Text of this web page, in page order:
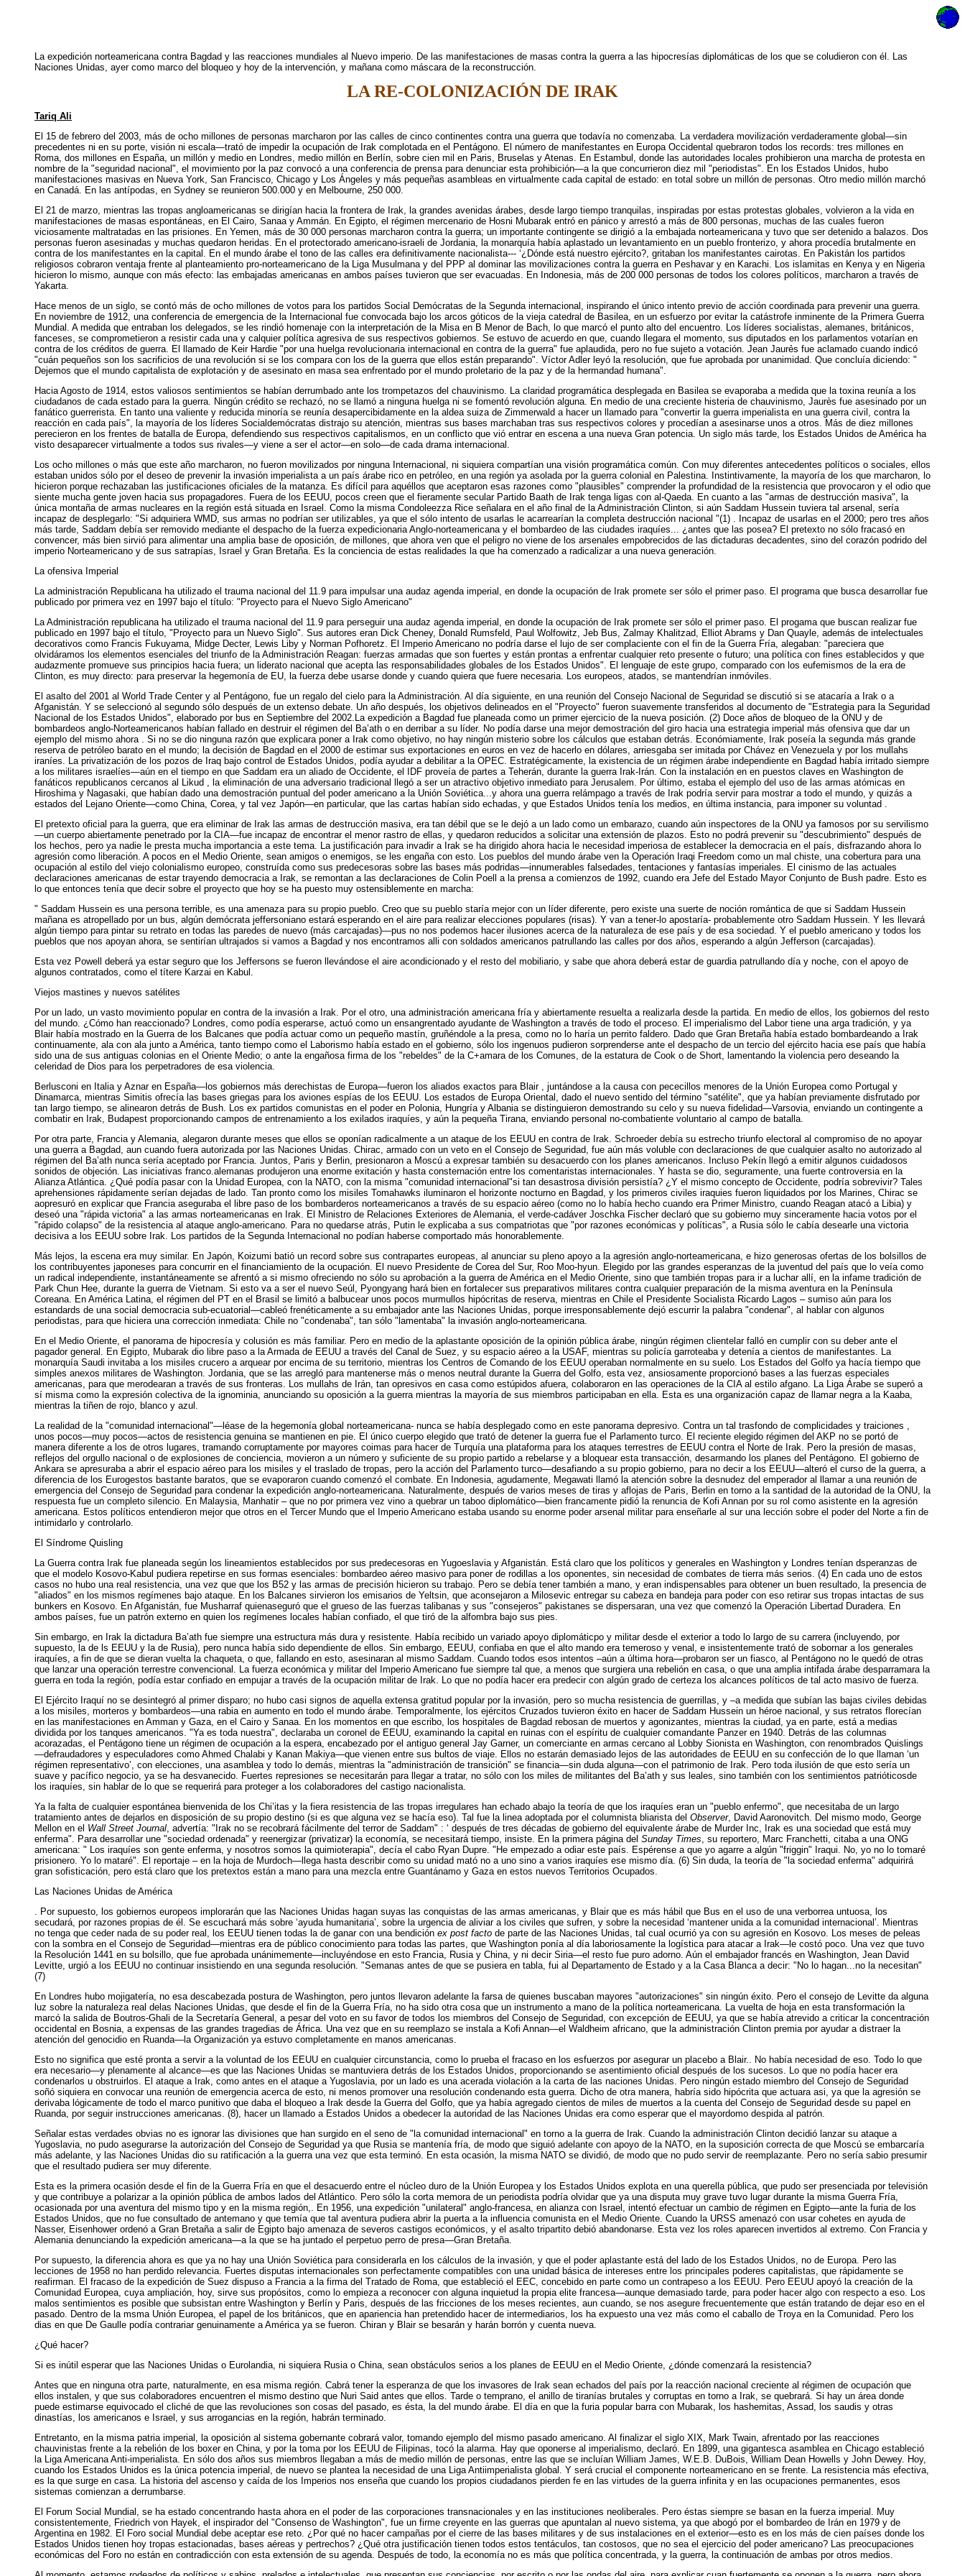
La expedición norteamericana contra Bagdad y las reacciones mundiales al Nuevo imperio. De las manifestaciones de masas contra la guerra a las hipocresías diplomáticas de los que se coludieron con él. Las
Naciones Unidas, ayer como marco del bloqueo y hoy de la intervención, y mañana como máscara de la reconstrucción.
LA RE-COLONIZACIÓN DE IRAK
Tariq Ali
El 15 de febrero del 2003, más de ocho millones de personas marcharon por las calles de cinco continentes contra una guerra que todavía no comenzaba. La verdadera movilización verdaderamente global—sin
precedentes ni en su porte, visión ni escala—trató de impedir la ocupación de Irak complotada en el Pentágono. El número de manifestantes en Europa Occidental quebraron todos los records: tres millones en
Roma, dos millones en España, un millón y medio en Londres, medio millón en Berlín, sobre cien mil en Paris, Bruselas y Atenas. En Estambul, donde las autoridades locales prohibieron una marcha de protesta en
nombre de la "seguridad nacional", el movimiento por la paz convocó a una conferencia de prensa para denunciar esta prohibición—a la que concurrieron diez mil "periodistas". En los Estados Unidos, hubo
manifestaciones masivas en Nueva York, San Francisco, Chicago y Los Ángeles y más pequeñas asambleas en virtualmente cada capital de estado: en total sobre un millón de personas. Otro medio millón marchó
en Canadá. En las antípodas, en Sydney se reunieron 500.000 y en Melbourne, 250 000.
El 21 de marzo, mientras las tropas angloamericanas se dirigían hacia la frontera de Irak, la grandes avenidas árabes, desde largo tiempo tranquilas, inspiradas por estas protestas globales, volvieron a la vida en
manifestaciones de masas espontáneas, en El Cairo, Sanaa y Ammán. En Egipto, el régimen mercenario de Hosni Mubarak entró en pánico y arrestó a más de 800 personas, muchas de las cuales fueron
viciosamente maltratadas en las prisiones. En Yemen, más de 30 000 personas marcharon contra la guerra; un importante contingente se dirigió a la embajada norteamericana y tuvo que ser detenido a balazos. Dos
personas fueron asesinadas y muchas quedaron heridas. En el protectorado americano-israeli de Jordania, la monarquía había aplastado un levantamiento en un pueblo fronterizo, y ahora procedía brutalmente en
contra de los manifestantes en la capital. En el mundo árabe el tono de las calles era definitivamente nacionalista--- ‘¿Dónde está nuestro ejército?, gritaban los manifestantes cairotas. En Pakistán los partidos
religiosos cobraron ventaja frente al planteamiento pro-norteamericano de la Liga Musulmana y del PPP al dominar las movilizaciones contra la guerra en Peshavar y en Karachi. Los islamitas en Kenya y en Nigeria
hicieron lo mismo, aunque con más efecto: las embajadas americanas en ambos países tuvieron que ser evacuadas. En Indonesia, más de 200 000 personas de todos los colores políticos, marcharon a través de
Yakarta.
Hace menos de un siglo, se contó más de ocho millones de votos para los partidos Social Demócratas de la Segunda internacional, inspirando el único intento previo de acción coordinada para prevenir una guerra.
En noviembre de 1912, una conferencia de emergencia de la Internacional fue convocada bajo los arcos góticos de la vieja catedral de Basilea, en un esfuerzo por evitar la catástrofe inminente de la Primera Guerra
Mundial. A medida que entraban los delegados, se les rindió homenaje con la interpretación de la Misa en B Menor de Bach, lo que marcó el punto alto del encuentro. Los líderes socialistas, alemanes, británicos,
fanceses, se comprometieron a resistir cada una y calquier política agresiva de sus respectivos gobiernos. Se estuvo de acuerdo en que, cuando llegara el momento, sus diputados en los parlamentos votarían en
contra de los créditos de guerra. El llamado de Keir Hardie "por una huelga revolucionaria internacional en contra de la guerra" fue aplaudida, pero no fue sujeto a votación. Jean Jaurẻs fue aclamado cuando indicó
"cuán pequeños son los sacrificios de una revolución si se los compara con los de la guerra que ellos están preparando". Víctor Adler leyó la resolución, que fue aprobada por unanimidad. Que concluía diciendo: "
Dejemos que el mundo capitalista de explotación y de asesinato en masa sea enfrentado por el mundo proletario de la paz y de la hermandad humana".
Hacia Agosto de 1914, estos valiosos sentimientos se habían derrumbado ante los trompetazos del chauvinismo. La claridad programática desplegada en Basilea se evaporaba a medida que la toxina reunía a los
ciudadanos de cada estado para la guerra. Ningún crédito se rechazó, no se llamó a ninguna huelga ni se fomentó revolución alguna. En medio de una creciente histeria de chauvinismo, Jaurès fue asesinado por un
fanático guerrerista. En tanto una valiente y reducida minoría se reunía desapercibidamente en la aldea suiza de Zimmerwald a hacer un llamado para "convertir la guerra imperialista en una guerra civil, contra la
reacción en cada país", la mayoría de los líderes Socialdemócratas distrajo su atención, mientras sus bases marchaban tras sus respectivos colores y procedían a asesinarse unos a otros. Más de diez millones
perecieron en los frentes de batalla de Europa, defendiendo sus respectivos capitalismos, en un conflicto que vió entrar en escena a una nueva Gran potencia. Un siglo más tarde, los Estados Unidos de América ha
visto desaparecer virtualmente a todos sus rivales—y viene a ser el actor—en solo—de cada drama internacional.
Los ocho millones o más que este año marcharon, no fueron movilizados por ninguna Internacional, ni siquiera compartían una visión programática común. Con muy diferentes antecedentes políticos o sociales, ellos
estaban unidos sólo por el deseo de prevenir la invasión imperialista a un país árabe rico en petróleo, en una región ya asolada por la guerra colonial en Palestina. Instintivamente, la mayoría de los que marcharon, lo
hicieron porque rechazaban las justificaciones oficiales de la matanza. Es difícil para aquéllos que aceptaron esas razones como "plausibles" comprender la profundidad de la resistencia que provocaron y el odio que
siente mucha gente joven hacia sus propagadores. Fuera de los EEUU, pocos creen que el fieramente secular Partido Baath de Irak tenga ligas con al-Qaeda. En cuanto a las "armas de destrucción masiva", la
única montaña de armas nucleares en la región está situada en Israel. Como la misma Condoleezza Rice señalara en el año final de la Administración Clinton, si aún Saddam Hussein tuviera tal arsenal, sería
incapaz de desplegarlo: "Si adquiriera WMD, sus armas no podrían ser utilizables, ya que el sólo intento de usarlas le acarrearían la completa destrucción nacional "(1) . Incapaz de usarlas en el 2000; pero tres años
más tarde, Saddam debía ser removido mediante el despacho de la fuerza expedicionaria Anglo-norteamericana y el bombardeo de las ciudades iraquíes... ¿antes que las posea? El pretexto no sólo fracasó en
convencer, más bien sirvió para alimentar una amplia base de oposición, de millones, que ahora ven que el peligro no viene de los arsenales empobrecidos de las dictaduras decadentes, sino del corazón podrido del
imperio Norteamericano y de sus satrapías, Israel y Gran Bretaña. Es la conciencia de estas realidades la que ha comenzado a radicalizar a una nueva generación.
La ofensiva Imperial
La administración Republicana ha utilizado el trauma nacional del 11.9 para impulsar una audaz agenda imperial, en donde la ocupación de Irak promete ser sólo el primer paso. El programa que busca desarrollar fue
publicado por primera vez en 1997 bajo el título: "Proyecto para el Nuevo Siglo Americano"
La Administración republicana ha utilizado el trauma nacional del 11.9 para perseguir una audaz agenda imperial, en donde la ocupación de Irak promete ser sólo el primer paso. El progama que buscan realizar fue
publicado en 1997 bajo el título, "Proyecto para un Nuevo Siglo". Sus autores eran Dick Cheney, Donald Rumsfeld, Paul Wolfowitz, Jeb Bus, Zalmay Khalitzad, Elliot Abrams y Dan Quayle, además de intelectuales
decorativos como Francis Fukuyama, Midge Decter, Lewis Liby y Norman Pofhoretz. El Imperio Americano no podría darse el lujo de ser complaciente con el fin de la Guerra Fría, alegaban: "pareciera que
olvidáramos los elementos esenciales del triunfo de la Administración Reagan: fuerzas armadas que son fuertes y están prontas a enfrentar cualquier reto presente o futuro; una política con fines establecidos y que
audazmente promueve sus principios hacia fuera; un liderato nacional que acepta las responsabilidades globales de los Estados Unidos". El lenguaje de este grupo, comparado con los eufemismos de la era de
Clinton, es muy directo: para preservar la hegemonía de EU, la fuerza debe usarse donde y cuando quiera que fuere necesaria. Los europeos, atados, se mantendrían inmóviles.
El asalto del 2001 al World Trade Center y al Pentágono, fue un regalo del cielo para la Administración. Al día siguiente, en una reunión del Consejo Nacional de Seguridad se discutió si se atacaría a Irak o a
Afganistán. Y se seleccionó al segundo sólo después de un extenso debate. Un año después, los objetivos delineados en el "Proyecto" fueron suavemente transferidos al documento de "Estrategia para la Seguridad
Nacional de los Estados Unidos", elaborado por bus en Septiembre del 2002.La expedición a Bagdad fue planeada como un primer ejercicio de la nueva posición. (2) Doce años de bloqueo de la ONU y de
bombardeos anglo-Norteamericanos habían fallado en destruir el régimen del Ba’ath o en derribar a su líder. No podía darse una mejor demostración del giro hacia una estrategia imperial más ofensiva que dar un
ejemplo del mismo ahora . Si no se dio ninguna razón que explicara poner a Irak como objetivo, no hay ningún misterio sobre los cálculos que estaban detrás. Económiamente, Irak poseía la segunda más grande
reserva de petróleo barato en el mundo; la decisión de Bagdad en el 2000 de estimar sus exportaciones en euros en vez de hacerlo en dólares, arriesgaba ser imitada por Chávez en Venezuela y por los mullahs
iraníes. La privatización de los pozos de Iraq bajo control de Estados Unidos, podía ayudar a debilitar a la OPEC. Estratégicamente, la existencia de un régimen árabe independiente en Bagdad había irritado siempre
a los militares israelíes—aún en el tiempo en que Saddam era un aliado de Occidente, el IDF proveía de partes a Teherán, durante la guerra Irak-Irán. Con la instalación en en puestos claves en Washington de
fanáticos republicanos cercanos al Likud , la eliminación de una adversario tradicional llegó a ser un atractivo objetivo inmediato para Jerusalem. Por último, estaba el ejemplo del uso de las armas atómicas en
Hiroshima y Nagasaki, que habían dado una demostración puntual del poder americano a la Unión Soviética...y ahora una guerra relámpago a través de Irak podría servir para mostrar a todo el mundo, y quizás a
estados del Lejano Oriente—como China, Corea, y tal vez Japón—en particular, que las cartas habían sido echadas, y que Estados Unidos tenía los medios, en última instancia, para imponer su voluntad .
El pretexto oficial para la guerra, que era eliminar de Irak las armas de destrucción masiva, era tan débil que se le dejó a un lado como un embarazo, cuando aún inspectores de la ONU ya famosos por su servilismo
—un cuerpo abiertamente penetrado por la CIA—fue incapaz de encontrar el menor rastro de ellas, y quedaron reducidos a solicitar una extensión de plazos. Esto no podrá prevenir su "descubrimiento" después de
los hechos, pero ya nadie le presta mucha importancia a este tema. La justificación para invadir a Irak se ha dirigido ahora hacia le necesidad imperiosa de establecer la democracia en el país, disfrazando ahora lo
agresión como liberación. A pocos en el Medio Oriente, sean amigos o enemigos, se les engaña con esto. Los pueblos del mundo árabe ven la Operación Iraqi Freedom como un mal chiste, una cobertura para una
ocupación al estilo del viejo colonialismo europeo, construída como sus predecesoras sobre las bases más podridas—innumerables falsedades, tentaciones y fantasías imperiales. El cinismo de las actuales
declaraciones americanas de estar trayendo democracia a Irak, se remontan a las declaraciones de Colin Poell a la prensa a comienzos de 1992, cuando era Jefe del Estado Mayor Conjunto de Bush padre. Esto es
lo que entonces tenía que decir sobre el proyecto que hoy se ha puesto muy ostensiblemente en marcha:
" Saddam Hussein es una persona terrible, es una amenaza para su propio pueblo. Creo que su pueblo staría mejor con un líder diferente, pero existe una suerte de noción romántica de que si Saddam Hussein
mañana es atropellado por un bus, algún demócrata jeffersoniano estará esperando en el aire para realizar elecciones populares (risas). Y van a tener-lo apostaría- probablemente otro Saddam Hussein. Y les llevará
algún tiempo para pintar su retrato en todas las paredes de nuevo (más carcajadas)—pus no nos podemos hacer ilusiones acerca de la naturaleza de ese país y de esa sociedad. Y el pueblo americano y todos los
pueblos que nos apoyan ahora, se sentirían ultrajados si vamos a Bagdad y nos encontramos alli con soldados americanos patrullando las calles por dos años, esperando a algún Jefferson (carcajadas).
Esta vez Powell deberá ya estar seguro que los Jeffersons se fueron llevándose el aire acondicionado y el resto del mobiliario, y sabe que ahora deberá estar de guardia patrullando día y noche, con el apoyo de
algunos contratados, como el títere Karzai en Kabul.
Viejos mastines y nuevos satélites
Por un lado, un vasto movimiento popular en contra de la invasión a Irak. Por el otro, una administración americana fría y abiertamente resuelta a realizarla desde la partida. En medio de ellos, los gobiernos del resto
del mundo. ¿Cómo han reaccionado? Londres, como podía esperarse, actuó como un ensangrentado ayudante de Washington a través de todo el proceso. El imperialismo del Labor tiene una arga tradición, y ya
Blair había mostrado en la Guerra de los Balcanes que podía actuar como un pequeño mastín, gruñéndole a la presa, como no lo haría un perrito faldero. Dado que Gran Bretaña había estado bombardeando a Irak
continuamente, ala con ala junto a América, tanto tiempo como el Laborismo había estado en el gobierno, sólo los ingenuos pudieron sorprenderse ante el despacho de un tercio del ejército hacia ese país que había
sido una de sus antiguas colonias en el Oriente Medio; o ante la engañosa firma de los "rebeldes" de la C+amara de los Comunes, de la estatura de Cook o de Short, lamentando la violencia pero deseando la
celeridad de Dios para los perpetradores de esa violencia.
Berlusconi en Italia y Aznar en España—los gobiernos más derechistas de Europa—fueron los aliados exactos para Blair , juntándose a la causa con pececillos menores de la Unión Europea como Portugal y
Dinamarca, mientras Simitis ofrecía las bases griegas para los aviones espías de los EEUU. Los estados de Europa Oriental, dado el nuevo sentido del término "satélite", que ya habían previamente disfrutado por
tan largo tiempo, se alinearon detrás de Bush. Los ex partidos comunistas en el poder en Polonia, Hungría y Albania se distinguieron demostrando su celo y su nueva fidelidad—Varsovia, enviando un contingente a
combatir en Irak, Budapest proporcionando campos de entrenamiento a los exilados iraquíes, y aún la pequeña Tirana, enviando personal no-combatiente voluntario al campo de batalla.
Por otra parte, Francia y Alemania, alegaron durante meses que ellos se oponían radicalmente a un ataque de los EEUU en contra de Irak. Schroeder debía su estrecho triunfo electoral al compromiso de no apoyar
una guerra a Bagdad, aun cuando fuera autorizada por las Naciones Unidas. Chirac, armado con un veto en el Consejo de Seguridad, fue aún más voluble con declaraciones de que cualquier asalto no autorizado al
régimen del Ba’ath nunca sería aceptado por Francia. Juntos, Paris y Berlin, presionaron a Moscú a expresar también su desacuerdo con los planes americanos. Incluso Pekín llegó a emitir algunos cuidadosos
sonidos de objeción. Las iniciativas franco.alemanas produjeron una enorme exitación y hasta consternación entre los comentaristas internacionales. Y hasta se dio, seguramente, una fuerte controversia en la
Alianza Atlántica. ¿Qué podía pasar con la Unidad Europea, con la NATO, con la misma "comunidad internacional"si tan desastrosa división persistía? ¿Y el mismo concepto de Occidente, podría sobrevivir? Tales
aprehensiones rápidamente serían dejadas de lado. Tan pronto como los misiles Tomahawks iluminaron el horizonte nocturno en Bagdad, y los primeros civiles iraquies fueron liquidados por los Marines, Chirac se
aopresuró en explicar que Francia aseguraba el libre paso de los bombarderos norteamericanos a través de su espacio aéreo (como no lo había hecho cuando era Primer Ministro, cuando Reagan atacó a Libia) y
deseó una "rápida victoria" a las armas norteamericanas en Irak. El Ministro de Relaciones Exteriores de Alemania, el verde-cadáver Joschka Fischer declaró que su gobierno muy sinceramente hacia votos por el
"rápido colapso" de la resistencia al ataque anglo-americano. Para no quedarse atrás, Putin le explicaba a sus compatriotas que "por razones económicas y políticas", a Rusia sólo le cabía desearle una victoria
decisiva a los EEUU sobre Irak. Los partidos de la Segunda Internacional no podían haberse comportado más honorablemente.
Más lejos, la escena era muy similar. En Japón, Koizumi batió un record sobre sus contrapartes europeas, al anunciar su pleno apoyo a la agresión anglo-norteamericana, e hizo generosas ofertas de los bolsillos de
los contribuyentes japoneses para concurrir en el financiamiento de la ocupación. El nuevo Presidente de Corea del Sur, Roo Moo-hyun. Elegido por las grandes esperanzas de la juventud del país que lo veía como
un radical independiente, instantáneamente se afrentó a si mismo ofreciendo no sólo su aprobación a la guerra de América en el Medio Oriente, sino que también tropas para ir a luchar allí, en la infame tradición de
Park Chun Hee, durante la guerra de Vietnam. Si esto va a ser el nuevo Seúl, Pyongyang hará bien en fortalecer sus preparativos militares contra cualquier preparación de la misma aventura en la Península
Coreana. En América Latina, el régimen del PT en el Brasil se limitó a balbucear unos pocos murmullos hipócritas de reserva, mientras en Chile el Presidente Socialista Ricardo Lagos – sumiso aún para los
estandards de una social democracia sub-ecuatorial—cableó frenéticamente a su embajador ante las Naciones Unidas, porque irresponsablemente dejó escurrir la palabra "condenar", al hablar con algunos
periodistas, para que hiciera una corrección inmediata: Chile no "condenaba", tan sólo "lamentaba" la invasión anglo-norteamericana.
En el Medio Oriente, el panorama de hipocresía y colusión es más familiar. Pero en medio de la aplastante oposición de la opinión pública árabe, ningún régimen clientelar falló en cumplir con su deber ante el
pagador general. En Egipto, Mubarak dio libre paso a la Armada de EEUU a través del Canal de Suez, y su espacio aéreo a la USAF, mientras su policía garroteaba y detenía a cientos de manifestantes. La
monarquía Saudi invitaba a los misiles crucero a arquear por encima de su territorio, mientras los Centros de Comando de los EEUU operaban normalmente en su suelo. Los Estados del Golfo ya hacía tiempo que
simples anexos militares de Washington. Jordania, que se las arregló para mantenerse más o menos neutral durante la Guerra del Golfo, esta vez, ansiosamente proporcionó bases a las fuerzas especiales
americanas, para que merodearan a través de sus fronteras. Los mullahs de Irán, tan opresivos en casa como estúpidos afuera, colaboraron en las operaciones de la CIA al estilo afgano. La Liga Árabe se superó a
sí misma como la expresión colectiva de la ignominia, anunciando su oposición a la guerra mientras la mayoría de sus miembros participaban en ella. Esta es una organización capaz de llamar negra a la Kaaba,
mientras la tiñen de rojo, blanco y azul.
La realidad de la "comunidad internacional"—léase de la hegemonía global norteamericana- nunca se había desplegado como en este panorama depresivo. Contra un tal trasfondo de complicidades y traiciones ,
unos pocos—muy pocos—actos de resistencia genuina se mantienen en pie. El único cuerpo elegido que trató de detener la guerra fue el Parlamento turco. El reciente elegido régimen del AKP no se portó de
manera diferente a los de otros lugares, tramando corruptamente por mayores coimas para hacer de Turquía una plataforma para los ataques terrestres de EEUU contra el Norte de Irak. Pero la presión de masas,
reflejos del orgullo nacional o de explosiones de conciencia, movieron a un número y suficiente de su propio partido a rebelarse y a bloquear esta transacción, desarmando los planes del Pentágono. El gobierno de
Ankara se apresuraba a abrir el espacio aéreo para los misiles y el traslado de tropas, pero la acción del Parlamento turco—desafiando a su propio gobierno, para no decir a los EEUU—alteró el curso de la guerra, a
diferencia de los Eurogestos bastante baratos, que se evaporaron cuando comenzó el combate. En Indonesia, agudamente, Megawati llamó la atención sobre la desnudez del emperador al llamar a una reunión de
emergencia del Consejo de Seguridad para condenar la expedición anglo-norteamericana. Naturalmente, después de varios meses de tiras y aflojas de Paris, Berlin en torno a la santidad de la autoridad de la ONU, la
respuesta fue un completo silencio. En Malaysia, Manhatir – que no por primera vez vino a quebrar un taboo diplomático—bien francamente pidió la renuncia de Kofi Annan por su rol como asistente en la agresión
americana. Estos políticos entendieron mejor que otros en el Tercer Mundo que el Imperio Americano estaba usando su enorme poder arsenal militar para enseñarle al sur una lección sobre el poder del Norte a fin de
intimidarlo y controlarlo.
El Síndrome Quisling
La Guerra contra Irak fue planeada según los lineamientos establecidos por sus predecesoras en Yugoeslavia y Afganistán. Está claro que los políticos y generales en Washington y Londres tenían dsperanzas de
que el modelo Kosovo-Kabul pudiera repetirse en sus formas esenciales: bombardeo aéreo masivo para poner de rodillas a los oponentes, sin necesidad de combates de tierra más serios. (4) En cada uno de estos
casos no hubo una real resistencia, una vez que que los B52 y las armas de precisión hicieron su trabajo. Pero se debía tener también a mano, y eran indispensables para obtener un buen resultado, la presencia de
"aliados" en los mismos regímenes bajo ataque. En los Balcanes sirvieron los emisarios de Yeltsin, que aconsejaron a Milosevic entregar su cabeza en bandeja para poder con eso retirar sus tropas intactas de sus
bunkers en Kosovo. En Afganistán, fue Musharraf quienaseguró que el grueso de las fuerzas talibanas y sus "consejeros" pakistanes se dispersaran, una vez que comenzó la Operación Libertad Duradera. En
ambos países, fue un patrón externo en quien los regímenes locales habían confiado, el que tiró de la alfombra bajo sus pies.
Sin embargo, en Irak la dictadura Ba’ath fue siempre una estructura más dura y resistente. Había recibido un variado apoyo diplomáticpo y militar desde el exterior a todo lo largo de su carrera (incluyendo, por
supuesto, la de ls EEUU y la de Rusia), pero nunca había sido dependiente de ellos. Sin embargo, EEUU, confiaba en que el alto mando era temeroso y venal, e insistentemente trató de sobornar a los generales
iraquíes, a fin de que se dieran vuelta la chaqueta, o que, fallando en esto, asesinaran al mismo Saddam. Cuando todos esos intentos –aún a última hora—probaron ser un fiasco, al Pentágono no le quedó de otras
que lanzar una operación terrestre convencional. La fuerza económica y militar del Imperio Americano fue siempre tal que, a menos que surgiera una rebelión en casa, o que una amplia intifada árabe desparramara la
guerra en toda la región, podía estar confiado en empujar a través de la ocupación militar de Irak. Lo que no podía hacer era predecir con algún grado de certeza los alcances políticos de tal acto masivo de fuerza.
El Ejército Iraquí no se desintegró al primer disparo; no hubo casi signos de aquella extensa gratitud popular por la invasión, pero so mucha resistencia de guerrillas, y –a medida que subían las bajas civiles debidas
a los misiles, morteros y bombardeos—una rabia en aumento en todo el mundo árabe. Temporalmente, los ejércitos Cruzados tuvieron éxito en hacer de Saddam Hussein un héroe nacional, y sus retratos florecían
en las manifestaciones en Amman y Gaza, en el Cairo y Sanaa. En los momentos en que escribo, los hospitales de Bagdad rebosan de muertos y agonizantes, mientras la ciudad, ya en parte, está a medias
dividida por los tanques americanos. "Ya es toda nuestra", declaraba un coronel de EEUU, examinando la capital en ruinas con el espíritu de cualquier comandante Panzer en 1940. Detrás de las columnas
acorazadas, el Pentágono tiene un régimen de ocupación a la espera, encabezado por el antiguo general Jay Garner, un comerciante en armas cercano al Lobby Sionista en Washington, con renombrados Quislings
—defraudadores y especuladores como Ahmed Chalabi y Kanan Makiya—que vienen entre sus bultos de viaje. Ellos no estarán demasiado lejos de las autoridades de EEUU en su confección de lo que llaman ‘un
régimen representativo’, con elecciones, una asamblea y todo lo demás, mientras la "administración de transición" se financia—sin duda alguna—con el patrimonio de Irak. Pero toda ilusión de que esto sería un
suave y pacífico negocio, ya se ha desvanecido. Fuertes represiones se necesitarán para llegar a tratar, no sólo con los miles de militantes del Ba’ath y sus leales, sino también con los sentimientos patrióticosde
los iraquíes, sin hablar de lo que se requerirá para proteger a los colaboradores del castigo nacionalista.
Ya la falta de cualquier espontánea bienvenida de los Chi’itas y la fiera resistencia de las tropas irregulares han echado abajo la teoría de que los iraquíes eran un "pueblo enfermo", que necesitaba de un largo
tratamiento antes de dejarlos en disposición de su propio destino (si es que alguna vez se hacía eso). Tal fue la linea adoptada por el columnista bliarista del Observer, David Aaronovitch. Del mismo modo, George
Mellon en el Wall Street Journal, advertía: "Irak no se recobrará fácilmente del terror de Saddam" : ‘ después de tres décadas de gobierno del equivalente árabe de Murder Inc, Irak es una sociedad que está muy
enferma". Para desarrollar une "sociedad ordenada" y reenergizar (privatizar) la economía, se necesitará tiempo, insiste. En la primera página del Sunday Times, su reportero, Marc Franchetti, citaba a una ONG
americana: " Los iraquíes son gente enferma, y nosotros somos la quimioterapia", decía el cabo Ryan Dupre. "He empezado a odiar este país. Espérense a que yo agarre a algún "friggin" Iraqui. No, yo no lo tomaré
prisionero. Yo lo mataré". El reportaje – en la hoja de Murdoch—llega hasta describir como su unidad mató no a uno sino a varios iraquíes ese mismo día. (6) Sin duda, la teoría de "la sociedad enferma" adquirirá
gran sofisticación, pero está claro que los pretextos están a mano para una mezcla entre Guantánamo y Gaza en estos nuevos Territorios Ocupados.
Las Naciones Unidas de América
. Por supuesto, los gobiernos europeos implorarán que las Naciones Unidas hagan suyas las conquistas de las armas americanas, y Blair que es más hábil que Bus en el uso de una verborrea untuosa, los
secudará, por razones propias de él. Se escuchará más sobre ‘ayuda humanitaria’, sobre la urgencia de aliviar a los civiles que sufren, y sobre la necesidad ‘mantener unida a la comunidad internacional’. Mientras
no tenga que ceder nada de su poder real, los EEUU tienen todas la de ganar con una bendición ex post facto de parte de las Naciones Unidas, tal cual ocurrió ya con su agresión en Kosovo. Los meses de peleas
con la sombra en el Consejo de Seguridad—mientras era de público conocimiento para todas las partes, que Washington ponía al día laboriosamente la logística para atacar a Irak—le costó poco. Una vez que tuvo
la Resolución 1441 en su bolsillo, que fue aprobada unánimemente—incluyéndose en esto Francia, Rusia y China, y ni decir Siria—el resto fue puro adorno. Aún el embajador francés en Washington, Jean David
Levitte, urgió a los EEUU no continuar insistiendo en una segunda resolución. "Semanas antes de que se pusiera en tabla, fui al Departamento de Estado y a la Casa Blanca a decir: "No lo hagan...no la necesitan"
(7)
En Londres hubo mojigatería, no esa descabezada postura de Washington, pero juntos llevaron adelante la farsa de quienes buscaban mayores "autorizaciones" sin ningún éxito. Pero el consejo de Levitte da alguna
luz sobre la naturaleza real delas Naciones Unidas, que desde el fin de la Guerra Fría, no ha sido otra cosa que un instrumento a mano de la política norteamericana. La vuelta de hoja en esta transformación la
marcó la salida de Boutros-Ghali de la Secretaría General, a pesar del voto en su favor de todos los miembros del Consejo de Seguridad, con excepción de EEUU, ya que se había atrevido a criticar la concentración
occidental en Bosnia, a expensas de las grandes tragedias de África. Una vez que en su reemplazo se instala a Kofi Annan—el Waldheim africano, que la administración Clinton premia por ayudar a distraer la
atención del genocidio en Ruanda—la Organización ya estuvo completamente en manos americanas.
Esto no significa que esté pronta a servir a la voluntad de los EEUU en cualquier circunstancia, como lo prueba el fracaso en los esfuerzos por asegurar un placebo a Blair.. No había necesidad de eso. Todo lo que
era necesario—y plenamente al alcance—es que las Naciones Unidas se mantuviera detrás de los Estados Unidos, proporcionando se asentimiento oficial después de los sucesos. Lo que no podía hacer era
condenarlos u obstruirlos. El ataque a Irak, como antes en el ataque a Yugoslavia, por un lado es una acerada violación a la carta de las naciones Unidas. Pero ningún estado miembro del Consejo de Seguridad
soñó siquiera en convocar una reunión de emergencia acerca de esto, ni menos promover una resolución condenando esta guerra. Dicho de otra manera, habría sido hipócrita que actuara asi, ya que la agresión se
derivaba lógicamente de todo el marco punitivo que daba el bloqueo a Irak desde la Guerra del Golfo, que ya había agregado cientos de miles de muertos a la cuenta del Consejo de Seguridad desde su papel en
Ruanda, por seguir instrucciones americanas. (8), hacer un llamado a Estados Unidos a obedecer la autoridad de las Naciones Unidas era como esperar que el mayordomo despida al patrón.
Señalar estas verdades obvias no es ignorar las divisiones que han surgido en el seno de "la comunidad internacional" en torno a la guerra de Irak. Cuando la administración Clinton decidió lanzar su ataque a
Yugoslavia, no pudo asegurarse la autorización del Consejo de Seguridad ya que Rusia se mantenía fría, de modo que siguió adelante con apoyo de la NATO, en la suposición correcta de que Moscú se embarcaría
más adelante, y las Naciones Unidas dio su ratificación a la guerra una vez que esta terminó. En esta ocasión, la misma NATO se dividió, de modo que no pudo servir de reemplazante. Pero no sería sabio presumir
que el resultado pudiera ser muy diferente.
Esta es la primera ocasión desde el fin de la Guerra Fría en que el desacuerdo entre el núcleo duro de la Unión Europea y los Estados Unidos explota en una querella pública, que pudo ser presenciada por televisión
y que contribuye a polarizar a la opinión pública de ambos lados del Atlántico. Pero sólo la corta memora de un periodista podría olvidar que ya una disputa muy grave tuvo lugar durante la misma Guerra Fría,
ocasionada por una aventura del mismo tipo y en la misma región,. En 1956, una expedición "unilateral" anglo-francesa, en alianza con Israel, intentó efectuar un cambio de régimen en Egipto—ante la furia de los
Estados Unidos, que no fue consultado de antemano y que temía que tal aventura pudiera abrir la puerta a la influencia comunista en el Medio Oriente. Cuando la URSS amenazó con usar cohetes en ayuda de
Nasser, Eisenhower ordenó a Gran Bretaña a salir de Egipto bajo amenaza de severos castigos económicos, y el asalto tripartito debió abandonarse. Esta vez los roles aparecen invertidos al extremo. Con Francia y
Alemania denunciando la expedición americana—a la que se ha juntado el perpetuo perro de presa—Gran Bretaña.
Por supuesto, la diferencia ahora es que ya no hay una Unión Soviética para considerarla en los cálculos de la invasión, y que el poder aplastante está del lado de los Estados Unidos, no de Europa. Pero las
lecciones de 1958 no han perdido relevancia. Fuertes disputas internacionales son perfectamente compatibles con una unidad básica de intereses entre los principales poderes capitalistas, que rápidamente se
reafirman. El fracaso de la expedición de Suez dispuso a Francia a la firma del Tratado de Roma, que estableció el EEC, concebido en parte como un contrapeso a los EEUU. Pero EEUU apoyó la creación de la
Comunidad Europea, cuya ampliación, hoy, sirve sus propósitos, como lo empieza a reconocer con alguna inquietud la propia elite francesa—aunque demasiado tarde, para poder hacer algo con respecto a eso. Los
malos sentimientos es posible que subsistan entre Washington y Berlín y Paris, después de las fricciones de los meses recientes, aun cuando, se nos asegure frecuentemente que están tratando de dejar eso en el
pasado. Dentro de la msma Unión Europea, el papel de los británicos, que en apariencia han pretendido hacer de intermediarios, los ha expuesto una vez más como el caballo de Troya en la Comunidad. Pero los
dias en que De Gaulle podía contrariar genuinamente a América ya se fueron. Chiran y Blair se besarán y harán borrón y cuenta nueva.
¿Qué hacer?
Si es inútil esperar que las Naciones Unidas o Eurolandia, ni siquiera Rusia o China, sean obstáculos serios a los planes de EEUU en el Medio Oriente, ¿dónde comenzará la resistencia?
Antes que en ninguna otra parte, naturalmente, en esa misma región. Cabrá tener la esperanza de que los invasores de Irak sean echados del país por la reacción nacional creciente al régimen de ocupación que
ellos instalen, y que sus colaboradores encuentren el mismo destino que Nuri Said antes que ellos. Tarde o temprano, el anillo de tiranías brutales y corruptas en torno a Irak, se quebrará. Si hay un área donde
puede estimarse equivocado el cliché de que las revoluciones son cosas del pasado, es ésta, la del mundo árabe. El día en que la furia popular barra con Mubarak, los hashemitas, Assad, los saudis y otras
dinastías, los americanos e Israel, y sus arrogancias en la región, habrán terminado.
Entretanto, en la misma patria imperial, la oposición al sistema gobernante cobrará valor, tomando ejemplo del mismo pasado americano. Al finalizar el siglo XIX, Mark Twain, afrentado por las reacciones
chauvinistas frente a la rebelión de los boxer en China, y por la toma por los EEUU de Filipinas, tocó la alarma. Hay que oponerse al imperialismo, declaró. En 1899, una gigantesca asamblea en Chicago estableció
la Liga Americana Anti-imperialista. En sólo dos años sus miembros llegaban a más de medio millón de personas, entre las que se incluían William James, W.E.B. DuBois, William Dean Howells y John Dewey. Hoy,
cuando los Estados Unidos es la única potencia imperial, de nuevo se plantea la necesidad de una Liga Antiimperialista global. Y será crucial el componente norteamericano en se frente. La resistencia más efectiva,
es la que surge en casa. La historia del ascenso y caída de los Imperios nos enseña que cuando los propios ciudadanos pierden fe en las virtudes de la guerra infinita y en las ocupaciones permanentes, esos
sistemas comienzan a derrumbarse.
El Forum Social Mundial, se ha estado concentrando hasta ahora en el poder de las corporaciones transnacionales y en las instituciones neoliberales. Pero éstas siempre se basan en la fuerza imperial. Muy
consistentemente, Friedrich von Hayek, el inspirador del "Consenso de Washington", fue un firme creyente en las guerras que apuntalan al nuevo sistema, ya que abogó por el bombardeo de Irán en 1979 y de
Argentina en 1982. El Foro social Mundial debe aceptar ese reto. ¿Por qué no hacer campañas por el cierre de las bases militares y de sus instalaciones en el exterior—esto es en los más de cien países donde los
Estados Unidos tienen hoy tropas estacionadas, bases aéreas y pertrechos? ¿Qué otra justificación tienen todos estos tentáculos, tan costosos, que no sea el ejercicio del poder americano? Las preocupaciones
económicas del Foro no están en contradicción con esta extensión de su agenda. Después de todo, la economía no es más que política concentrada, y la guerra, la continuación de ambas por otros medios.